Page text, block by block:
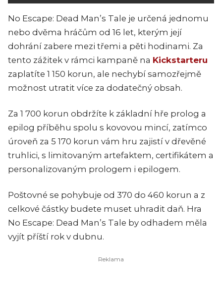
No Escape: Dead Man’s Tale je určená jednomu
nebo dvěma hráčům od 16 let, kterým její
dohrání zabere mezi třemi a pěti hodinami. Za
tento zážitek v rámci kampaně na Kickstarteru
zaplatíte 1 150 korun, ale nechybí samozřejmě
možnost utratit více za dodatečný obsah.
Za 1 700 korun obdržíte k základní hře prolog a
epilog příběhu spolu s kovovou mincí, zatímco
úroveň za 5 170 korun vám hru zajistí v dřevěné
truhlici, s limitovaným artefaktem, certifikátem a
personalizovaným prologem i epilogem.
Poštovné se pohybuje od 370 do 460 korun a z
celkové částky budete muset uhradit daň. Hra
No Escape: Dead Man’s Tale by odhadem měla
vyjít příští rok v dubnu.